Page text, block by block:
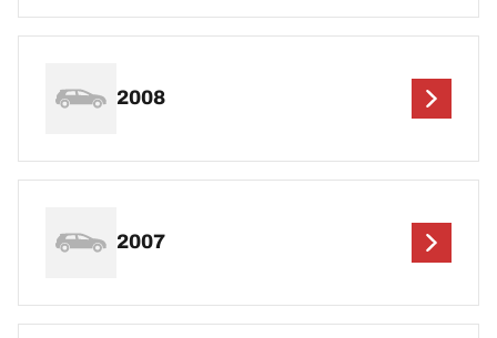
2008
2007